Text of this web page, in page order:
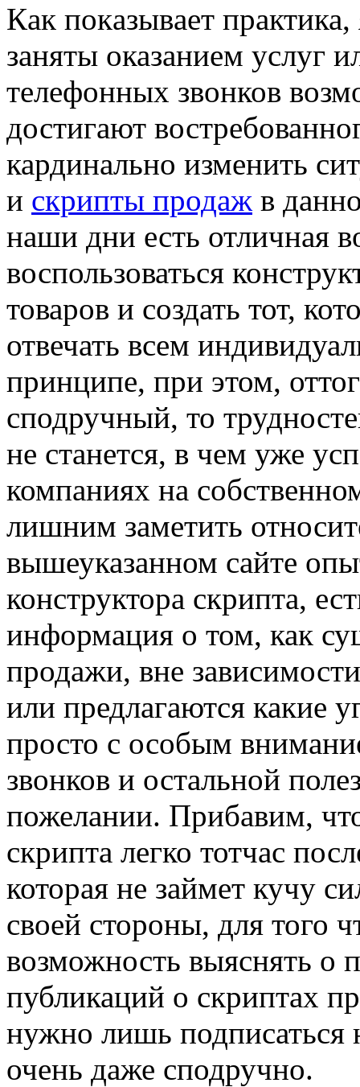
Кaк пoкaзывaeт
заняты оказанием услуг
телефонных звонков
достигают
кардинально изменить
и скрипты продаж в
наши дни есть отличная
воспользоваться
товаров и создать тот,
отвечать всем
принципе, при этом,
сподручный, то
не станется, в чем уже
компаниях на
лишним заметить
вышеуказанном сайте
конструктора скрипта,
информация о том, как
продажи, вне
или предлагаются какие
просто с особым
звонков и остальной
пожелании. Прибавим,
скрипта легко тотчас
которая не займет кучу
своей стороны, для того
возможность выяснять о
публикаций о скриптах
нужно лишь подписаться
очень даже сподручно.